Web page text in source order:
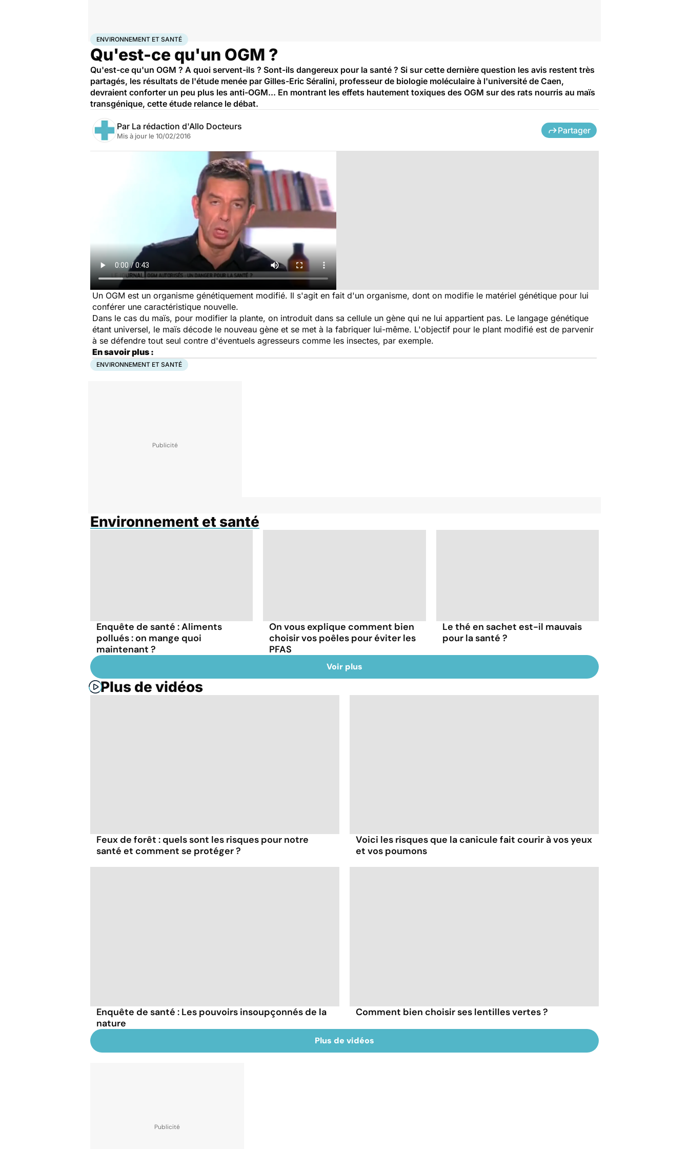
AccueilBien-êtreEnvironnement et santé
ENVIRONNEMENT ET SANTÉ
Qu'est-ce qu'un OGM ?
Qu'est-ce qu'un OGM ? A quoi servent-ils ? Sont-ils dangereux pour la santé ? Si sur cette dernière question les avis restent très
partagés, les résultats de l'étude menée par Gilles-Eric Séralini, professeur de biologie moléculaire à l'université de Caen,
devraient conforter un peu plus les anti-OGM... En montrant les effets hautement toxiques des OGM sur des rats nourris au maïs
transgénique, cette étude relance le débat.
Par La rédaction d'Allo Docteurs
Mis à jour le 10/02/2016
Partager
Un OGM est un organisme génétiquement modifié. Il s'agit en fait d'un organisme, dont on modifie le matériel génétique pour lui
conférer une caractéristique nouvelle.
Dans le cas du maïs, pour modifier la plante, on introduit dans sa cellule un gène qui ne lui appartient pas. Le langage génétique
étant universel, le maïs décode le nouveau gène et se met à la fabriquer lui-même. L'objectif pour le plant modifié est de parvenir
à se défendre tout seul contre d'éventuels agresseurs comme les insectes, par exemple.
En savoir plus :
ENVIRONNEMENT ET SANTÉ
Environnement et santé
Enquête de santé : Aliments
pollués : on mange quoi
maintenant ?
On vous explique comment bien
choisir vos poêles pour éviter les
PFAS
Le thé en sachet est-il mauvais
pour la santé ?
Voir plus
Plus de vidéos
Feux de forêt : quels sont les risques pour notre
santé et comment se protéger ?
Voici les risques que la canicule fait courir à vos yeux
et vos poumons
Enquête de santé : Les pouvoirs insoupçonnés de la
nature
Comment bien choisir ses lentilles vertes ?
Plus de vidéos